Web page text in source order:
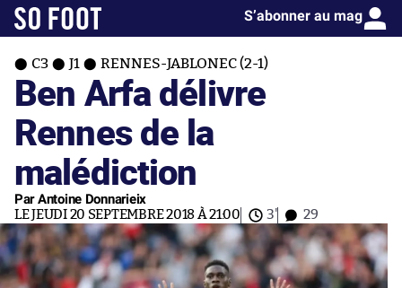
S’abonner au mag
C3 J1 RENNES-JABLONEC (2-1)
Ben Arfa délivre
Rennes de la
malédiction
Par Antoine Donnarieix
LE JEUDI 20 SEPTEMBRE 2018 À 21:00 3' 29